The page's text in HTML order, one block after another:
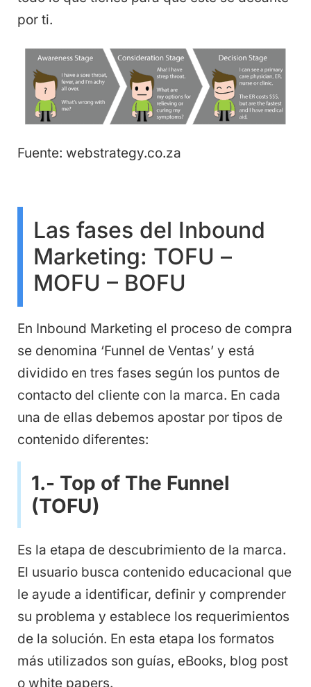
por ti.
Fuente: webstrategy.co.za
Las fases del Inbound
Marketing: TOFU –
MOFU – BOFU
En Inbound Marketing el proceso de compra
se denomina ‘Funnel de Ventas’ y está
dividido en tres fases según los puntos de
contacto del cliente con la marca. En cada
una de ellas debemos apostar por tipos de
contenido diferentes:
1.- Top of The Funnel
(TOFU)
Es la etapa de descubrimiento de la marca.
El usuario busca contenido educacional que
le ayude a identificar, definir y comprender
su problema y establece los requerimientos
de la solución. En esta etapa los formatos
más utilizados son guías, eBooks, blog post
o white papers.